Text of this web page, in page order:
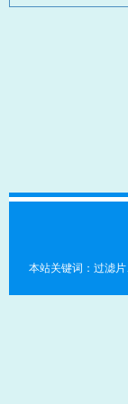
本站关键词：过滤